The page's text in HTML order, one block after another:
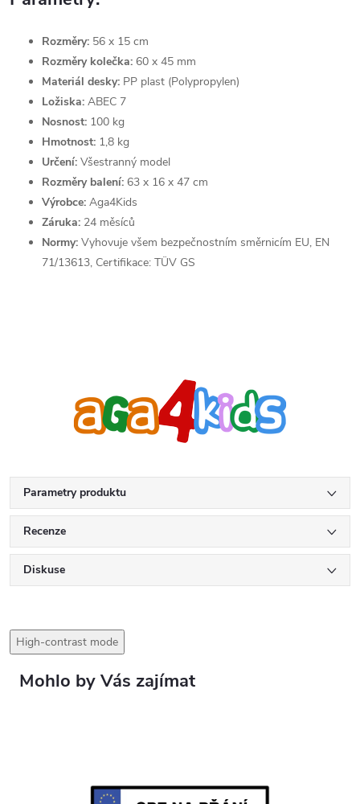
Rozměry: 56 x 15 cm
Rozměry kolečka: 60 x 45 mm
Materiál desky: PP plast (Polypropylen)
Ložiska: ABEC 7
Nosnost: 100 kg
Hmotnost: 1,8 kg
Určení: Všestranný model
Rozměry balení: 63 x 16 x 47 cm
Výrobce: Aga4Kids
Záruka: 24 měsíců
Normy: Vyhovuje všem bezpečnostním směrnicím EU, EN
71/13613, Certifikace: TÜV GS
Parametry produktu
Recenze
Diskuse
High-contrast mode